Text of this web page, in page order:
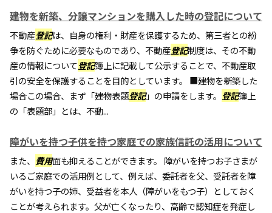
建物を新築、分譲マンションを購入した時の登記について
不動産登記は、自身の権利・財産を保護するため、第三者との紛
争を防ぐために必要なものであり、不動産登記制度は、その不動
産の情報について登記簿上に記載して公示することで、不動産取
引の安全を保護することを目的としています。 ■建物を新築した
場合この場合、まず「建物表題登記」の申請をします。 登記簿上
の「表題部」とは、不動...
障がいを持つ子供を持つ家庭での家族信託の活用について
また、 費用面も抑えることができます。 障がいを持つお子さまが
いるご家庭での活用例として、例えば、委託者を父、受託者を障
がいを持つ子の姉、受益者を本人（障がいをもつ子）としておく
ことが考えられます。父が亡くなったり、高齢で認知症を発症し